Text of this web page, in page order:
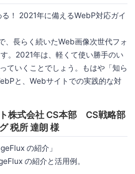
る！ 2021年に備えるWebP対応ガイ
、長らく続いたWeb画像次世代フォ
。2021年は、軽くて使い勝手のい
ていくことでしょう。もはや「知ら
と、Webサイトでの実践的な対
株式会社 CS本部 CS戦略部
税所 達朗 様
の紹介」
の紹介と活用例。